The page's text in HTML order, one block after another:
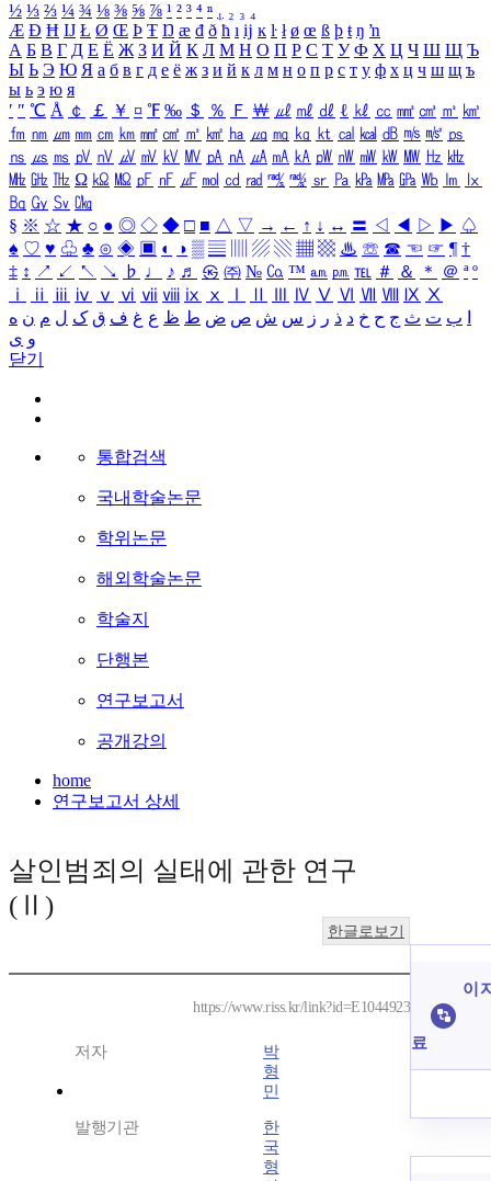
½ ⅓ ⅔ ¼ ¾ ⅛ ⅜ ⅝ ⅞ ¹ ² ³ ⁴ ⁿ ₁ ₂ ₃ ₄
Æ Ð Ħ Ĳ Ł Ø Œ Þ Ŧ Ŋ æ đ ð ħ ı ĳ ĸ ŀ ł ø œ ß þ ŧ ŋ ŉ
А Б В Г Д Е Ё Ж З И Й К Л М Н О П Р С Т У Ф Х Ц Ч Ш Щ Ъ
Ы Ь Э Ю Я а б в г д е ё ж з и й к л м н о п р с т у ф х ц ч ш щ ъ
ы ь э ю я
′ ″ ℃ Å ￠ ￡ ￥ ¤ ℉ ‰ ＄ ％ Ｆ ￦ ㎕ ㎖ ㎗ ℓ ㎘ ㏄ ㎣ ㎤ ㎥ ㎦
㎙ ㎚ ㎛ ㎜ ㎝ ㎞ ㎟ ㎠ ㎡ ㎢ ㏊ ㎍ ㎎ ㎏ ㏏ ㎈ ㎉ ㏈ ㎧ ㎨ ㎰
㎱ ㎲ ㎳ ㎴ ㎵ ㎶ ㎷ ㎸ ㎹ ㎀ ㎁ ㎂ ㎃ ㎄ ㎺ ㎻ ㎽ ㎾ ㎿ ㎐ ㎑
㎒ ㎓ ㎔ Ω ㏀ ㏁ ㎊ ㎋ ㎌ ㏖ ㏅ ㎭ ㎮ ㎯ ㏛ ㎩ ㎪ ㎫ ㎬ ㏝ ㏐
㏓
㏃ ㏉ ㏜ ㏆
§ ※ ☆ ★ ○ ● ◎ ◇ ◆ □ ■ △ ▽ → ← ↑ ↓ ↔ 〓 ◁ ◀ ▷ ▶ ♤
♠ ♡ ♥ ♧ ♣ ⊙ ◈ ▣ ◐ ◑ ▒ ▤ ▨ ▧ ▦ ▩ ♨ ☏ ☎ ☜ ☞ ¶ †
‡ ↕ ↗ ↙ ↖ ↘ ♭ ♩ ♪ ♬ ㉿ ㈜ № ㏇ ™ ㏂ ㏘ ℡ ＃ ＆ ＊ ＠ ª º
ⅰ
ⅱ ⅲ ⅳ ⅴ ⅵ ⅶ ⅷ ⅸ ⅹ Ⅳ Ⅴ Ⅵ Ⅶ Ⅷ Ⅸ Ⅹ
ب ت ث ج ح خ د ذ ر ز س ش ص ض ط ظ ع غ ف ق ک ل م ن ه
و ی
닫기
통합검색
국내학술논문
학위논문
해외학술논문
학술지
단행본
연구보고서
공개강의
home
연구보고서 상세
살인범죄의 실태에 관한 연구
(Ⅱ)
한글로보기
https://www.riss.kr/link?id=E1044923
저자
박
형
민
발행기관
한
국
형
이
료